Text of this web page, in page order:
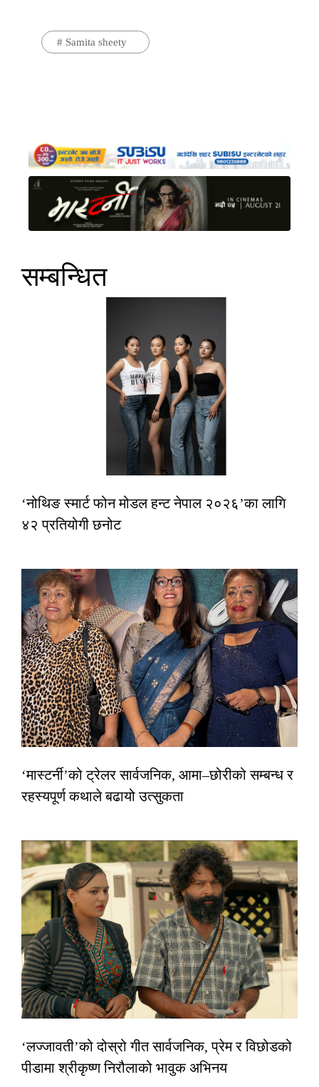
# Samita sheety
सम्बन्धित
‘नोथिङ स्मार्ट फोन मोडल हन्ट नेपाल २०२६’का लागि
४२ प्रतियोगी छनोट
‘मास्टर्नी’को ट्रेलर सार्वजनिक, आमा–छोरीको सम्बन्ध र
रहस्यपूर्ण कथाले बढायो उत्सुकता
‘लज्जावती’को दोस्रो गीत सार्वजनिक, प्रेम र विछोडको
पीडामा श्रीकृष्ण निरौलाको भावुक अभिनय